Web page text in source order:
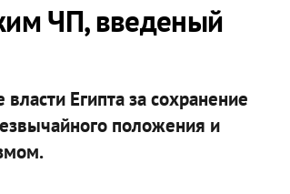
ЧП, введеный
Египта за сохранение
положения и